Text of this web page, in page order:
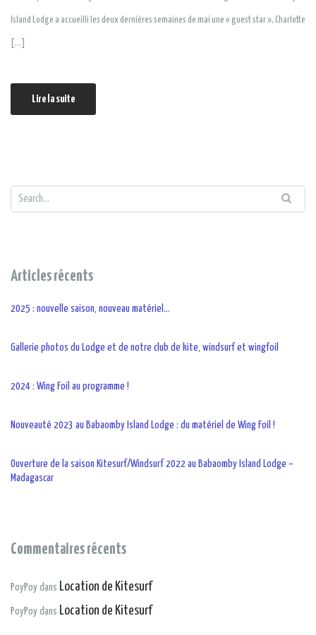
Island Lodge a accueilli les deux dernières semaines de mai une « guest star », Charlotte
[…]
Lire la suite
Articles récents
2025 : nouvelle saison, nouveau matériel…
Gallerie photos du Lodge et de notre club de kite, windsurf et wingfoil
2024 : Wing Foil au programme !
Nouveauté 2023 au Babaomby Island Lodge : du matériel de Wing Foil !
Ouverture de la saison Kitesurf/Windsurf 2022 au Babaomby Island Lodge –
Madagascar
Commentaires récents
PoyPoy dans Location de Kitesurf
PoyPoy dans Location de Kitesurf